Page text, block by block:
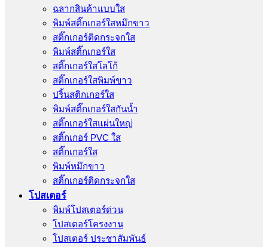
ฉลากสินค้าแบบใส
พิมพ์สติ๊กเกอร์ใสหมึกขาว
สติ๊กเกอร์ติดกระจกใส
พิมพ์สติ๊กเกอร์ใส
สติ๊กเกอร์ใสโลโก้
สติ๊กเกอร์ใสพิมพ์ขาว
ปริ้นสติกเกอร์ใส
พิมพ์สติ๊กเกอร์ใสกันน้ำ
สติ๊กเกอร์ใสแผ่นใหญ่
สติ๊กเกอร์ PVC ใส
สติ๊กเกอร์ใส
พิมพ์หมึกขาว
สติ๊กเกอร์ติดกระจกใส
โปสเตอร์
พิมพ์โปสเตอร์ด่วน
โปสเตอร์โครงงาน
โปสเตอร์ ประชาสัมพันธ์